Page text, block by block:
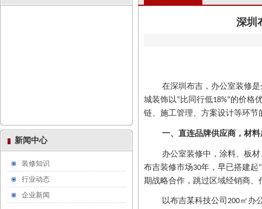
新闻中心
装修知识
行业动态
企业新闻
深圳
在深圳布吉，办公室装修
城装饰以“ 比同行低18%”的价格
链、施工管理、方案设计等环
一、直连品牌供应商，材
办公室装修中，涂料、板
布吉装修市场30年，早已搭建起“
期战略合作，跳过区域经销商
以布吉某科技公司 200㎡办